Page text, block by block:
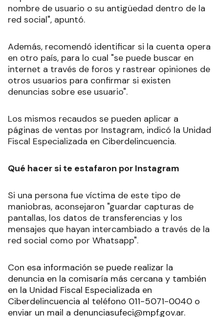
nombre de usuario o su antigüedad dentro de la
red social", apuntó.
Además, recomendó identificar si la cuenta opera
en otro país, para lo cual "se puede buscar en
internet a través de foros y rastrear opiniones de
otros usuarios para confirmar si existen
denuncias sobre ese usuario".
Los mismos recaudos se pueden aplicar a
páginas de ventas por Instagram, indicó la Unidad
Fiscal Especializada en Ciberdelincuencia.
Qué hacer si te estafaron por Instagram
Si una persona fue víctima de este tipo de
maniobras, aconsejaron "guardar capturas de
pantallas, los datos de transferencias y los
mensajes que hayan intercambiado a través de la
red social como por Whatsapp".
Con esa información se puede realizar la
denuncia en la comisaría más cercana y también
en la Unidad Fiscal Especializada en
Ciberdelincuencia al teléfono 011-5071-0040 o
enviar un mail a denunciasufeci@mpf.gov.ar.